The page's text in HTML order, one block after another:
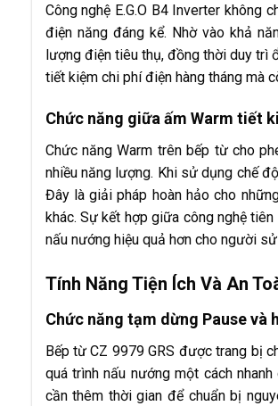
Công nghệ E.G.O B4 Inverter
điện năng đáng kể. Nhờ vào khả
lượng điện tiêu thụ, đồng thời duy trì
tiết kiệm chi phí điện hàng tháng mà
Chức năng giữa ấm Warm tiết
Chức năng Warm trên bếp từ cho
nhiều năng lượng. Khi sử dụng chế
Đây là giải pháp hoàn hảo cho
khác. Sự kết hợp giữa công nghệ
nấu nướng hiệu quả hơn cho người
Tính Năng Tiện Ích Và An
Chức năng tạm dừng Pause và
Bếp từ CZ 9979 GRS được trang bị
quá trình nấu nướng một cách
cần thêm thời gian để chuẩn bị